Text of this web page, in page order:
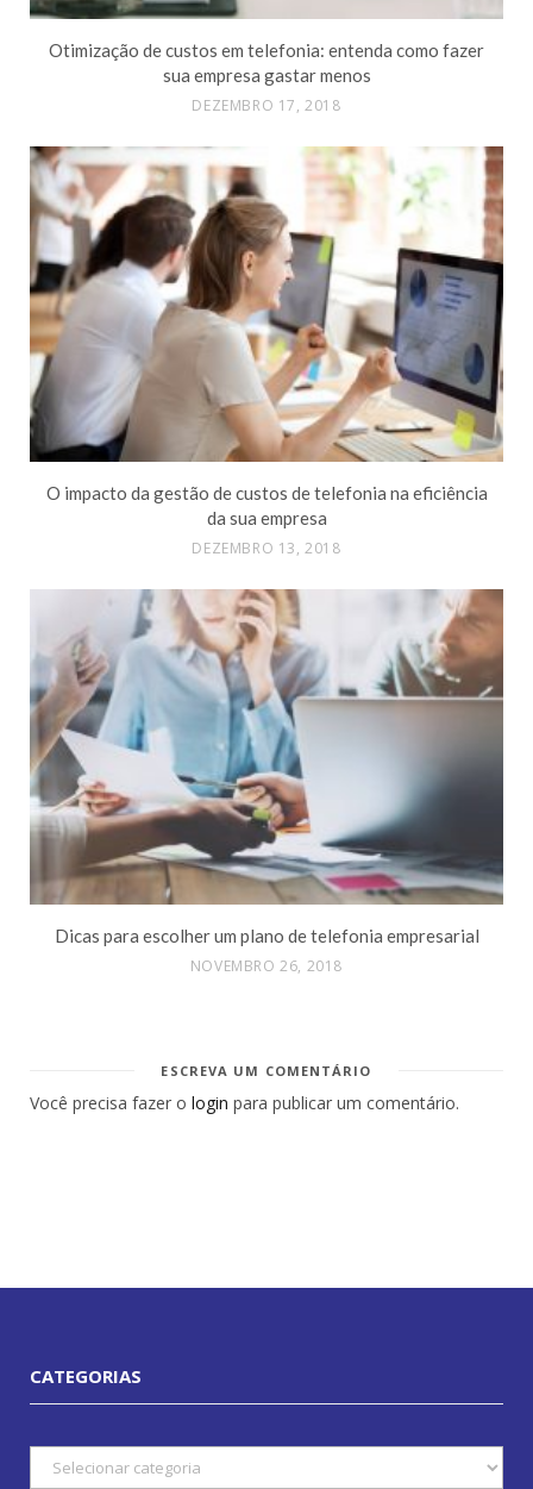
Otimização de custos em telefonia: entenda como fazer
sua empresa gastar menos
DEZEMBRO 17, 2018
O impacto da gestão de custos de telefonia na eficiência
da sua empresa
DEZEMBRO 13, 2018
Dicas para escolher um plano de telefonia empresarial
NOVEMBRO 26, 2018
ESCREVA UM COMENTÁRIO
Você precisa fazer o login para publicar um comentário.
CATEGORIAS
Categorias